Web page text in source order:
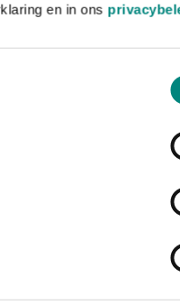
en in ons